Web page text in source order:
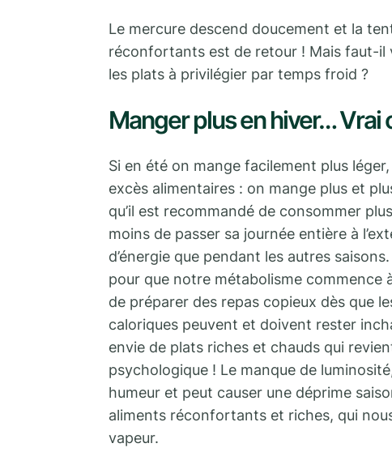
Le mercure descend doucement et la
réconfortants est de retour ! Mais faut-il
les plats à privilégier par temps froid ?
Manger plus en hiver… Vrai
Si en été on mange facilement plus
excès alimentaires : on mange plus et
qu’il est recommandé de consommer
moins de passer sa journée entière à
d’énergie que pendant les autres
pour que notre métabolisme commence
de préparer des repas copieux dès que
caloriques peuvent et doivent rester
envie de plats riches et chauds qui
psychologique ! Le manque de
humeur et peut causer une déprime
aliments réconfortants et riches, qui
vapeur.